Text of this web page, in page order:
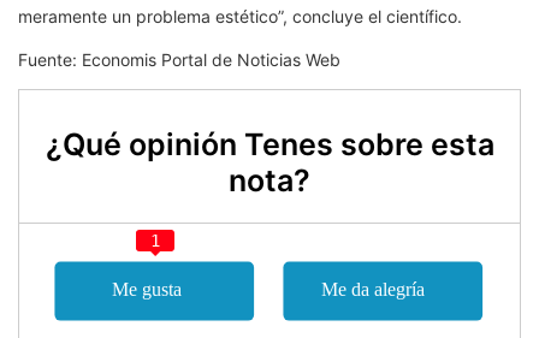
meramente un problema estético”, concluye el científico.
Fuente: Economis Portal de Noticias Web
¿Qué opinión Tenes sobre esta
nota?
1